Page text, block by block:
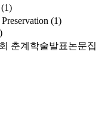
(1)
(1)
춘계학술발표논문집